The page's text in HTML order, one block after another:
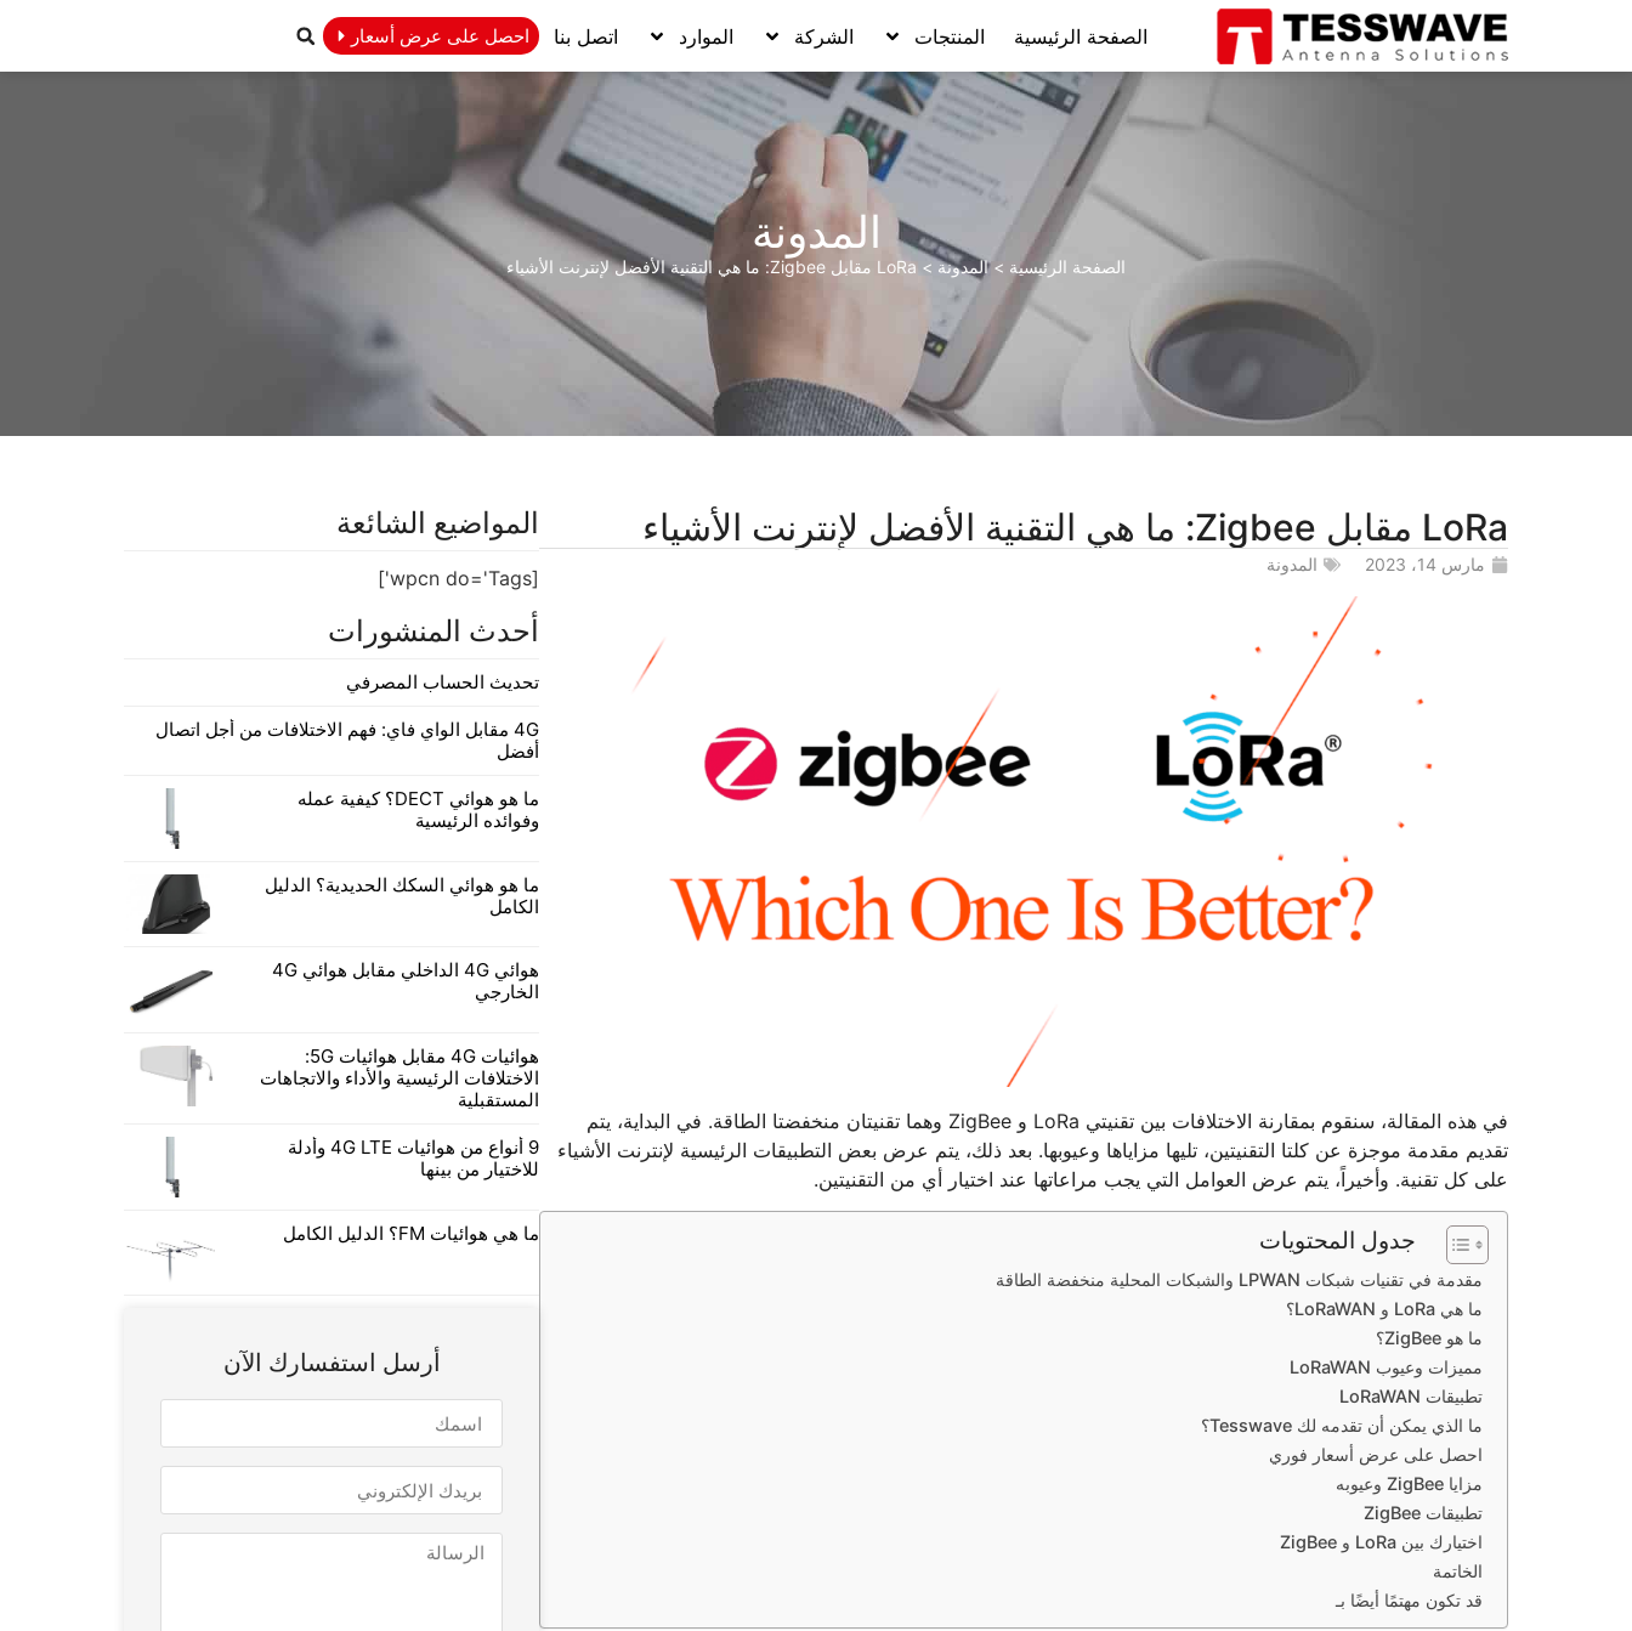
الصفحة الرئيسية المنتجات الشركة الموارد اتصل بنا احصل على عرض أسعار
المدونة
الصفحة الرئيسية >المدونة> LoRa مقابل Zigbee: ما هي التقنية الأفضل لإنترنت الأشياء
LoRa مقابل Zigbee: ما هي التقنية الأفضل لإنترنت الأشياء
مارس 14، 2023 المدونة
في هذه المقالة، سنقوم بمقارنة الاختلافات بين تقنيتي LoRa و ZigBee وهما تقنيتان منخفضتا الطاقة. في البداية، يتم
تقديم مقدمة موجزة عن كلتا التقنيتين، تليها مزاياها وعيوبها. بعد ذلك، يتم عرض بعض التطبيقات الرئيسية لإنترنت الأشياء
على كل تقنية. وأخيراً، يتم عرض العوامل التي يجب مراعاتها عند اختيار أي من التقنيتين.
جدول المحتويات
مقدمة في تقنيات شبكات LPWAN والشبكات المحلية منخفضة الطاقة
ما هي LoRa و LoRaWAN؟
ما هو ZigBee؟
مميزات وعيوب LoRaWAN
تطبيقات LoRaWAN
ما الذي يمكن أن تقدمه لك Tesswave؟
احصل على عرض أسعار فوري
مزايا ZigBee وعيوبه
تطبيقات ZigBee
اختيارك بين LoRa و ZigBee
الخاتمة
قد تكون مهتمًا أيضًا بـ
المواضيع الشائعة
[wpcn do='Tags']
أحدث المنشورات
تحديث الحساب المصرفي
4G مقابل الواي فاي: فهم الاختلافات من أجل اتصال
أفضل
ما هو هوائي DECT؟ كيفية عمله
وفوائده الرئيسية
ما هو هوائي السكك الحديدية؟ الدليل
الكامل
هوائي 4G الداخلي مقابل هوائي 4G
الخارجي
هوائيات 4G مقابل هوائيات 5G:
الاختلافات الرئيسية والأداء والاتجاهات
المستقبلية
9 أنواع من هوائيات 4G LTE وأدلة
للاختيار من بينها
ما هي هوائيات FM؟ الدليل الكامل
أرسل استفسارك الآن